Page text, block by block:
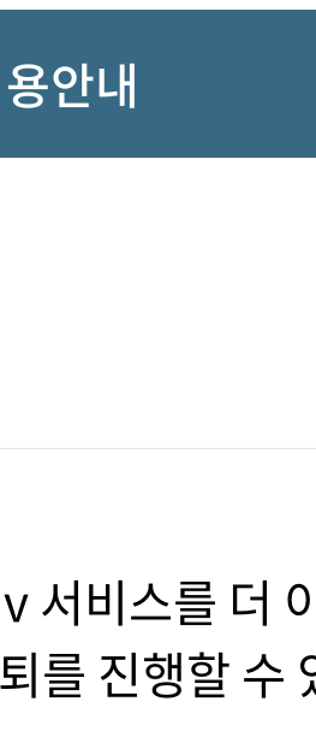
안내
서비스를 더
를 진행할 수